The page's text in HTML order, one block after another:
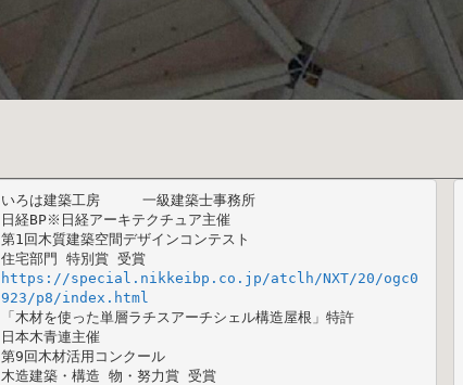
いろは建築工房　　　一級建築士事務所
日経BP※日経アーキテクチュア主催
第1回木質建築空間デザインコンテスト
https://special.nikkeibp.co.jp/atclh/NXT/20/ogc0
923/p8/index.html
「木材を使った単層ラチスアーチシェル構造屋根」特許
日本木青連主催
第9回木材活用コンクール
木造建築・構造 物・努力賞 受賞